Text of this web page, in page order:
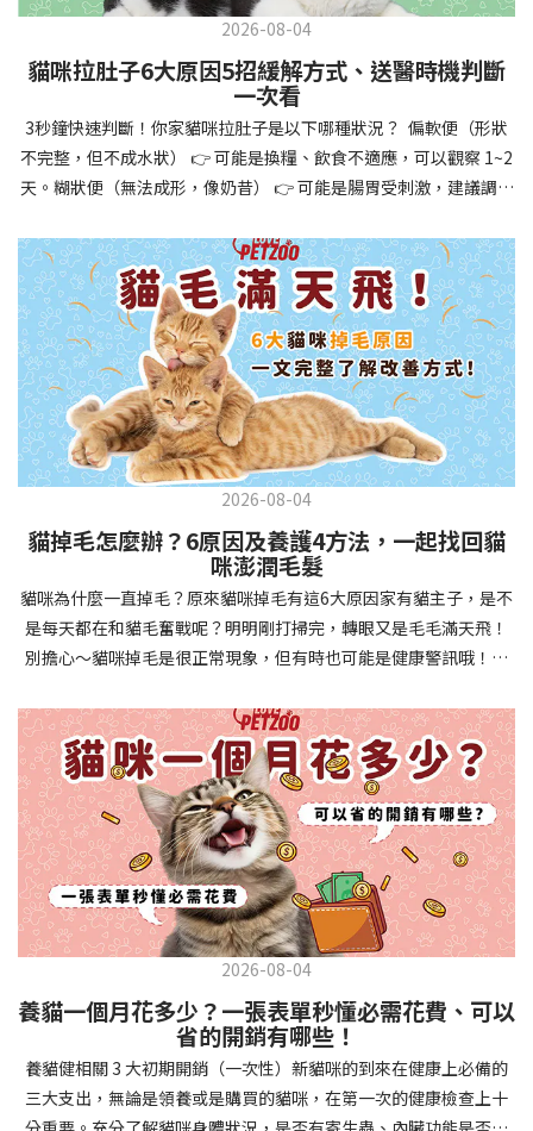
創造更和諧的相處模式。培養社交技能與適應能力及早接觸各種環
境和刺激，能幫助幼犬成長為自信穩定的成犬。適當的社會化訓練
讓牠們學會如何與其他狗狗、動物和人類和平相處，減少恐懼或攻
擊行為。這種適應能力使幼犬未來能從容面對獸醫檢查、美容
salon、寄宿或旅行等各種情境，大大提升生活品質。 訓練幼犬不只
是教會指令，更是塑造性格和習慣的過程！ 透過耐心且一致的訓
練，你不僅能擁有一隻聽話的好狗狗，更能建立起相互尊重的終身
相處中獲得回報狗狗訓練指南，六步驟培養幼犬開始幼犬訓練時，
系統性的方法能帶來最佳效果。從信任建立到習慣養成，每個階段
都至關重要，缺一不可。良好的訓練應循序漸進，把握幼犬成長敏
感期，以積極正向的方式引導。遵循這六個步驟，即使是第一次養
狗的新手，也能輕鬆將調皮的小狗訓練成聽話的好夥伴！建立信任
基礎 幼犬訓練的第一步不是教指令，而是建立信任。剛到新家的幼
犬可能感到緊張不安，給予適當空間適應環境很重要。用溫柔的聲
音交談，提供安全舒適的窩，維持規律的餵食和如廁時間，讓幼犬
感到安心。輕輕撫摸、溫柔擁抱，每天安排固定玩耍時間，這些都
任你後，可開始教導基本指令。從簡單的「坐下」開始，再逐步學
習「趴下」、「等待」和「過來」。每次訓練保持在5-10分鐘內，
避免幼犬注意力分散。使用清晰一致的口令和手勢，成功時立即給
予獎勵和讚美。記住，重複是學習的關鍵，每天多次短時間練習效
果最佳。調整日常行為除了基本指令，幼犬還需學習生活禮儀。如
時立即獎勵。另外要處理的常見問題包括咬人、啃咬家具和亂叫。
每當出現不當行為，給予適當替代品（如咬玩具代替咬手），並在
幼犬選擇正確行為時獎勵，這比責罵更有效。社交化訓練 兩個月大
的幼犬正處於社會化黃金期，這階段的經驗將深刻影響未來性格。
安排幼犬接觸不同人類（包括兒童、戴眼鏡的人、使用拐杖的人
等）、各種動物、交通工具和環境聲音。起初保持在安全、受控的
情境中，逐漸增加複雜度。每次正面社交體驗後給予獎勵，建立幼
犬對新事物的積極態度。進階技巧強化 基礎訓練穩固後，可以進入
更複雜的技巧訓練。這包括遠距離控制、不同干擾下的指令遵從、
多步驟動作等。使用延遲獎勵技巧，讓幼犬學會即使沒有立即獎勵
也能保持良好行為。引入不同環境中的訓練，如公園、寵物店等，
幫助幼犬在各種情境下都能聽從指令。維持良好習慣 成功的訓練不
是一次性的，而是需要持續維護。即使幼犬已經掌握所有技能，也
要定期複習，防止行為退化。將訓練融入日常生活，如出門前的
2026-08-04
貓咪拉肚子6大原因5招緩解方式、送醫時機判斷
一次看
3秒鐘快速判斷！你家貓咪拉肚子是以下哪種狀況？ 偏軟便（形狀
不完整，但不成水狀） 👉 可能是換糧、飲食不適應，可以觀察 1~2
天。糊狀便（無法成形，像奶昔） 👉 可能是腸胃受刺激，建議調整
若超過 24 小時沒改善，建議就醫。血便（帶血絲或黑色糞便） 👉
可能是嚴重腸胃問題，應立即帶去獸醫院！想知道貓咪拉肚子的真
正原因，只要透過 5 個簡單步驟，就能判斷問題嚴重性，決定是否
需要就醫！接下來我們一起來看看該怎麼做吧！🐾 貓咪拉肚子怎麼
辦？5步驟判斷貓咪拉肚子是否需要馬上看醫生貓咪拉肚子的因素與
許多原因有關，更換食物、誤食異物或不乾淨的東西、寄生蟲、其
他疾病。 5 步驟判斷貓咪拉肚子原因，要不要看醫生？當貓咪拉肚
子時，不用慌張！透過以下 5 個步驟，就能快速判斷原因，並決定
是否需要帶去獸醫院。📌 貓咪拉肚子判斷步驟1：觀察糞便的狀態：
糞便質地是關鍵！不同形態代表不同的腸胃狀況📌 貓咪拉肚子判斷
步驟2：回想最近的飲食變化：有沒有突然換飼料或罐頭？ 有沒有吃
到新零食或人類食物？ 是否誤食異物？📌 貓咪拉肚子判斷步驟3：
確認環境與生活作息：最近是否搬家、換貓砂、新成員加入？ 天氣
是否有變化？ 飼主是否長時間外出？📌 貓咪拉肚子判斷步驟4：觀
察貓咪的精神與食慾：貓咪精神好嗎？、食慾是否正常？，可先觀
下降，表示身體狀況不佳，應儘快就醫！📌 貓咪拉肚子判斷步驟5：
檢查是否需要帶去看獸醫 如果拉肚子 1~2 次但精神好、食慾正常，
可以先觀察，如果腹瀉超過 48 小時或水狀腹瀉 + 嗜睡、食慾下降、
嘔吐 應立即就醫。 透過這 5 個步驟，你可以快速判斷貓咪拉肚子的
原因與嚴重程度，確保毛孩的腸胃健康！如果不確定情況，還是建
議讓獸醫檢查，才能安心哦！🐾💖4種高風險群貓咪拉肚子要小心高
風險貓咪包含：幼貓、老貓、懷孕貓、有慢性疾病貓，這些貓咪在
身體狀況出現警訊時要特別注意，如拉肚子次數超過2次以上，就建
議直接尋求獸醫協助。2要訣判斷貓咪拉肚子要不要看醫生 高風險貓
的貓咪，如拉肚子超過2-3天，建議直接尋求獸醫師協助。並記得提
供觀察紀錄給予獸醫師進行專業判斷。貓咪拉肚子但精神很好？如
果飼主有發現貓咪拉肚子的情形，但貓咪的精神很好。有可能與飲
食方便相關，回想是否進食新的食物，或是正進行飼料更換的過
2026-08-04
貓掉毛怎麼辦？6原因及養護4方法，一起找回貓
咪澎潤毛髮
貓咪為什麼一直掉毛？原來貓咪掉毛有這6大原因家有貓主子，是不
是每天都在和貓毛奮戰呢？明明剛打掃完，轉眼又是毛毛滿天飛！
別擔心～貓咪掉毛是很正常現象，但有時也可能是健康警訊哦！以
兩全其美！貓咪掉毛原因1. 皮膚問題貓咪皮膚問題是造成掉毛的常
見兇手！皮膚發炎、感染或是長期搔癢，都會讓貓咪的毛髮失去健
康光澤並大量脫落。常見的皮膚問題包括皮膚黴菌、細菌感染、疥
癬蟲等寄生蟲，甚至是皮膚過度乾燥。如果發現貓咪皮膚有紅腫、
結痂、脫屑或異常氣味，同時伴隨掉毛，建議盡快帶牠看獸醫哦！
貓咪掉毛原因2. 過敏誰說只有人類會過敏？貓咪也會！貓咪可能對
環境中的塵蟎、花粉、清潔劑，甚至是食物中的某些成分產生過敏
反應。過敏症狀不只是打噴嚏、流眼淚，還會引起皮膚搔癢和掉毛
問題。特別是食物過敏，更是常被忽略的掉毛元兇！如果貓咪經常
抓癢或舔舐特定部位，同時伴隨掉毛，很可能是過敏在作怪呢！貓
咪掉毛原因3. 營養不足貓咪的毛髮健康與營養息息相關！當貓咪飲
食中缺乏必要的蛋白質、脂肪酸（尤其是Omega-3和Omega-
6）、維生素或礦物質時，毛髮就會變得乾燥、脆弱，容易斷裂脫
落。長期餵食低品質或不均衡的貓糧，可能使貓咪營養不良，進而
2026-08-04
養貓一個月花多少？一張表單秒懂必需花費、可以
省的開銷有哪些！
養貓健相關 3 大初期開銷（一次性）新貓咪的到來在健康上必備的
三大支出，無論是領養或是購買的貓咪，在第一次的健康檢查上十